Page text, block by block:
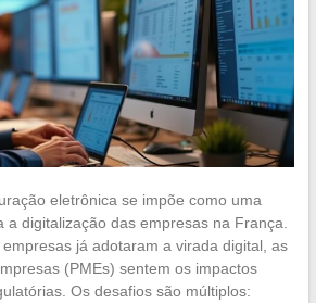
eletrônica se impõe como uma
digitalização das empresas na França.
já adotaram a virada digital, as
(PMEs) sentem os impactos
Os desafios são múltiplos: